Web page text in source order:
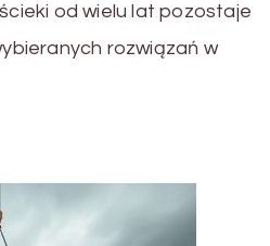
od wielu lat pozostaje
rozwiązań w